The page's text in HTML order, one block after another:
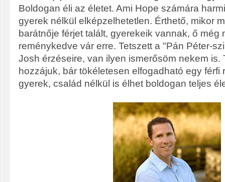
Boldogan éli az életet. Ami Hope számára
gyerek nélkül elképzelhetetlen. Érthető, mikor
barátnője férjet talált, gyerekeik vannak, ő még
reménykedve vár erre. Tetszett a "Pán Péter-
Josh érzéseire, van ilyen ismerősöm nekem is.
hozzájuk, bár tökéletesen elfogadható egy férfi
gyerek, család nélkül is élhet boldogan teljes